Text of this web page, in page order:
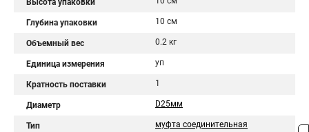
Высота упаковки
Глубина упаковки 10 см
Объемный вес 0.2 кг
Единица измерения уп
Кратность поставки 1
Диаметр D25мм
Тип муфта соединительная